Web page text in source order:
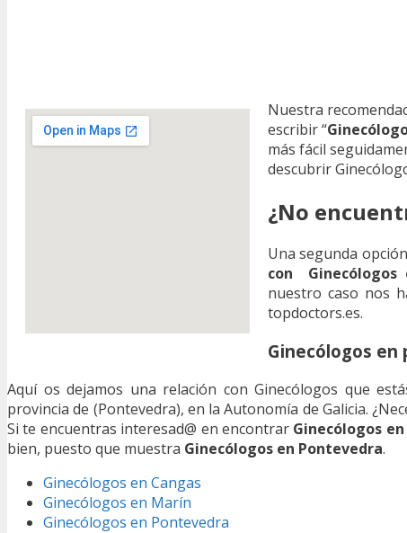
Nuestra
escribir “
más fácil
descubrir
¿No
Una segunda
con Ginecólogos
nuestro caso nos
topdoctors.es.
Ginecólogos en
Aquí os dejamos una relación con Ginecólogos que
provincia de (Pontevedra), en la Autonomía de Galicia.
Si te encuentras interesad@ en encontrar Ginecólogos
bien, puesto que muestra Ginecólogos en Pontevedra.
Ginecólogos en Cangas
Ginecólogos en Marín
Ginecólogos en Pontevedra